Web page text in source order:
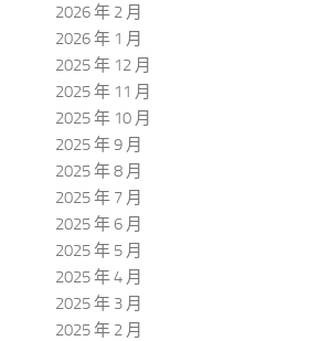
2026 年 2 月
2026 年 1 月
2025 年 12 月
2025 年 11 月
2025 年 10 月
2025 年 9 月
2025 年 8 月
2025 年 7 月
2025 年 6 月
2025 年 5 月
2025 年 4 月
2025 年 3 月
2025 年 2 月